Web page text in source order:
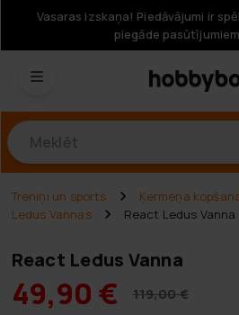
Vasaras izskaņa! Piedāvājumi ir
piegāde
Treniņi un sports
Ķermeņa
Ledus Vannas
React Ledus Vanna
React Ledus Vanna
49,90 € 119,00 €